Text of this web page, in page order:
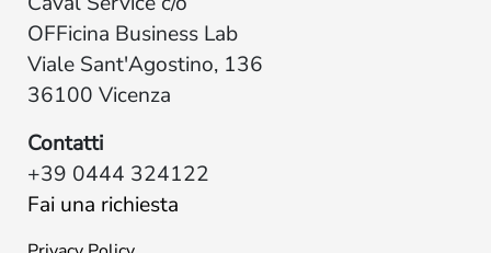
OFFicina Business Lab
Viale Sant'Agostino, 136
36100 Vicenza
Contatti
+39 0444 324122
Fai una richiesta